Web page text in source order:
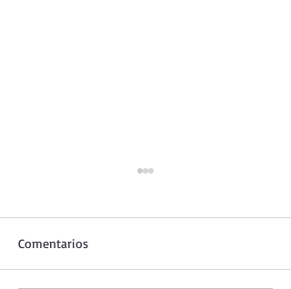
Comentarios